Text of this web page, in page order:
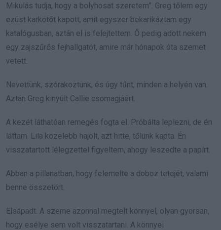
Mikulás tudja, hogy a bolyhosat szeretem”. Greg tőlem egy
ezüst karkötőt kapott, amit egyszer bekarikáztam egy
katalógusban, aztán el is felejtettem. Ő pedig adott nekem
egy zajszűrős fejhallgatót, amire már hónapok óta szemet
vetett.
Nevettünk, szórakoztunk, és úgy tűnt, minden a helyén van.
Aztán Greg kinyúlt Callie csomagjáért.
A kezét láthatóan remegés fogta el. Próbálta leplezni, de én
láttam. Lila közelebb hajolt, azt hitte, tőlünk kapta. Én
visszatartott lélegzettel figyeltem, ahogy leszedte a papírt.
Abban a pillanatban, hogy felemelte a doboz tetejét, valami
benne összetört.
Elsápadt. A szeme azonnal megtelt könnyel, olyan gyorsan,
hogy esélye sem volt visszatartani. A könnyei